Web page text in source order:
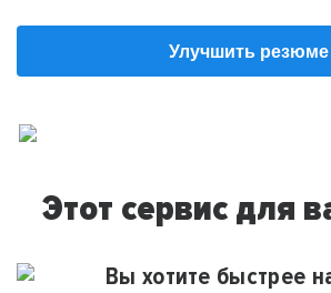
Улучшить резюме
Этот сервис для
Вы хотите быстрее